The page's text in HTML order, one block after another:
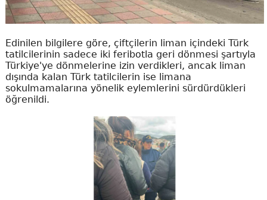
Edinilen bilgilere göre, çiftçilerin liman içindeki Türk
tatilcilerinin sadece iki feribotla geri dönmesi şartıyla
Türkiye'ye dönmelerine izin verdikleri, ancak liman
dışında kalan Türk tatilcilerin ise limana
sokulmamalarına yönelik eylemlerini sürdürdükleri
öğrenildi.